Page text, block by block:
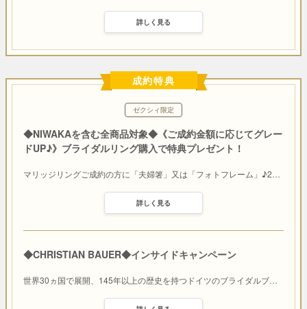
詳しく見る
成約特典
ゼクシィ限定
◆NIWAKAを含む全商品対象◆《ご成約金額に応じてグレー
ドUP♪》ブライダルリング購入で特典プレゼント！
マリッジリングご成約の方に「夫婦箸」又は「フォトフレーム」♪2…
詳しく見る
◆CHRISTIAN BAUER◆インサイドキャンペーン
世界30ヵ国で展開、145年以上の歴史を持つドイツのブライダルブ…